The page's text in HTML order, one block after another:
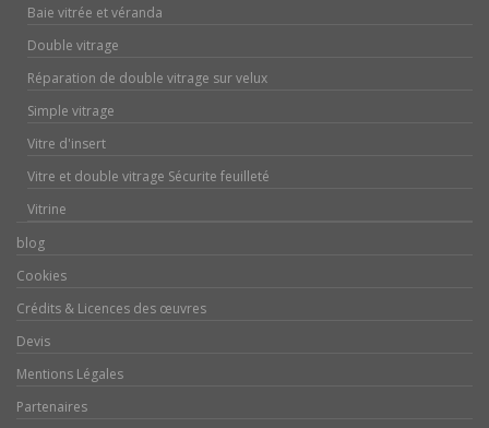
Baie vitrée et véranda
Double vitrage
Réparation de double vitrage sur velux
Simple vitrage
Vitre d'insert
Vitre et double vitrage Sécurite feuilleté
Vitrine
blog
Cookies
Crédits & Licences des œuvres
Devis
Mentions Légales
Partenaires